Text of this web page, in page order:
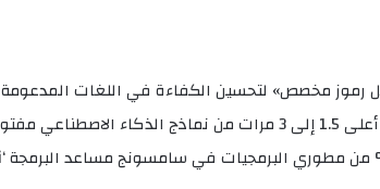
رموز مخصص» لتحسين الكفاءة في اللغات المدعومة
مفتوحة المصدر